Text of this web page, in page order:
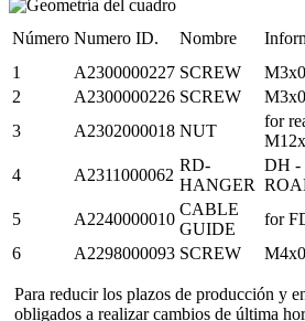
Número Numero ID. Nombre
1
A2300000227 SCREW
2
A2300000226 SCREW
3
A2302000018 NUT
for
4 A2311000062
RD-
HANGER
DH -
5 A2240000010
CABLE
GUIDE
for
6
A2298000093 SCREW
Para reducir los plazos de producción y
obligados a realizar cambios de última